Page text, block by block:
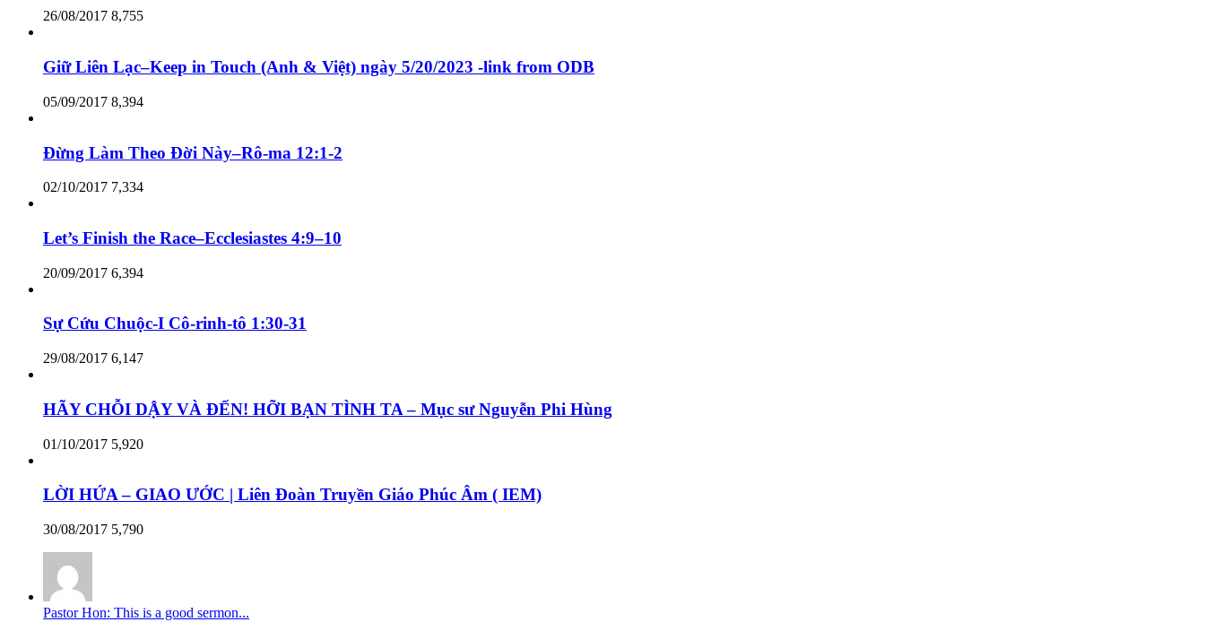
26/08/2017 8,755
Giữ Liên Lạc–Keep in Touch (Anh & Việt) ngày 5/20/2023 -link from ODB
05/09/2017 8,394
Đừng Làm Theo Đời Này–Rô-ma 12:1-2
02/10/2017 7,334
Let’s Finish the Race–Ecclesiastes 4:9–10
20/09/2017 6,394
Sự Cứu Chuộc-I Cô-rinh-tô 1:30-31
29/08/2017 6,147
HÃY CHỖI DẬY VÀ ĐẾN! HỠI BẠN TÌNH TA – Mục sư Nguyễn Phi Hùng
01/10/2017 5,920
LỜI HỨA – GIAO ƯỚC | Liên Đoàn Truyền Giáo Phúc Âm ( IEM)
30/08/2017 5,790
Pastor Hon: This is a good sermon...